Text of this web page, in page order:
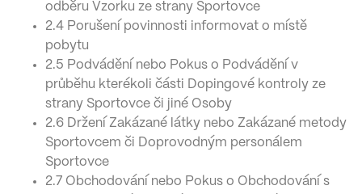
odběru Vzorku ze strany Sportovce
2.4 Porušení povinnosti informovat o místě
pobytu
2.5 Podvádění nebo Pokus o Podvádění v
průběhu kterékoli části Dopingové kontroly ze
strany Sportovce či jiné Osoby
2.6 Držení Zakázané látky nebo Zakázané metody
Sportovcem či Doprovodným personálem
Sportovce
2.7 Obchodování nebo Pokus o Obchodování s